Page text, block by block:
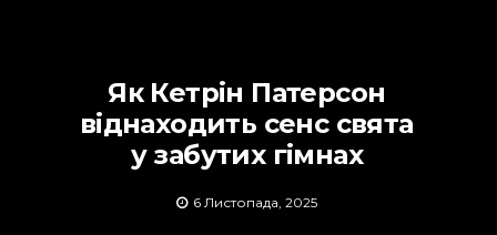
Як Кетрін Патерсон
віднаходить сенс свята
у забутих гімнах
6 Листопада, 2025